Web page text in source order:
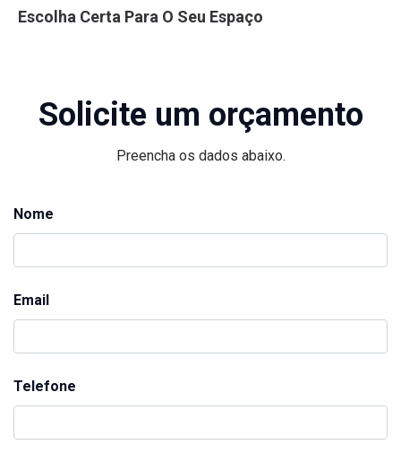
Escolha Certa Para O Seu Espaço
Solicite um orçamento
Preencha os dados abaixo.
Nome
Email
Telefone